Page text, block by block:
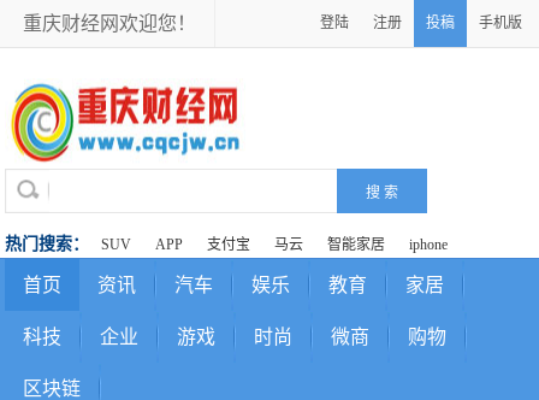
重庆财经网欢迎您！ 登陆 注册 投稿 手机版
热门搜索： SUV APP 支付宝 马云 智能家居 iphone
首页 资讯 汽车 娱乐 教育 家居
科技 企业 游戏 时尚 微商 购物
区块链